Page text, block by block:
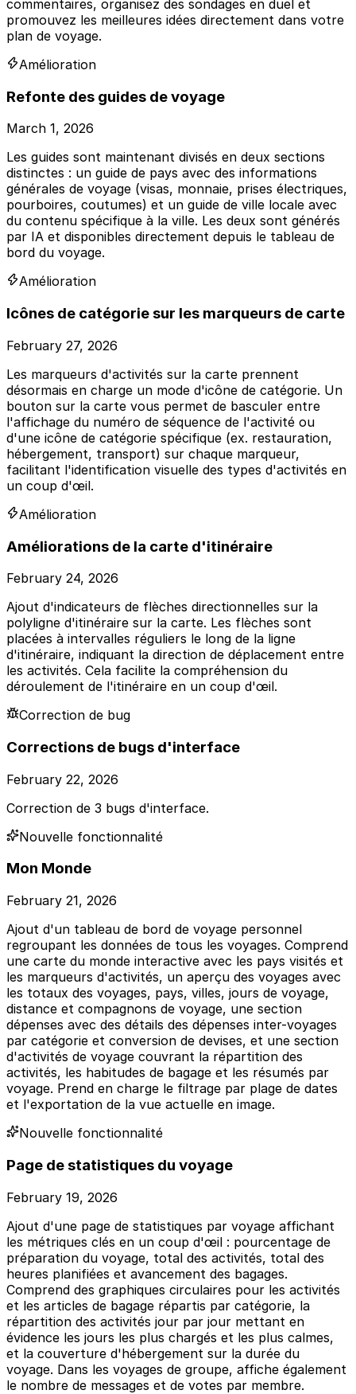
commentaires, organisez des sondages en duel et
promouvez les meilleures idées directement dans votre
plan de voyage.
Amélioration
Refonte des guides de voyage
March 1, 2026
Les guides sont maintenant divisés en deux sections
distinctes : un guide de pays avec des informations
générales de voyage (visas, monnaie, prises électriques,
pourboires, coutumes) et un guide de ville locale avec
du contenu spécifique à la ville. Les deux sont générés
par IA et disponibles directement depuis le tableau de
bord du voyage.
Amélioration
Icônes de catégorie sur les marqueurs de carte
February 27, 2026
Les marqueurs d'activités sur la carte prennent
désormais en charge un mode d'icône de catégorie. Un
bouton sur la carte vous permet de basculer entre
l'affichage du numéro de séquence de l'activité ou
d'une icône de catégorie spécifique (ex. restauration,
hébergement, transport) sur chaque marqueur,
facilitant l'identification visuelle des types d'activités en
un coup d'œil.
Amélioration
Améliorations de la carte d'itinéraire
February 24, 2026
Ajout d'indicateurs de flèches directionnelles sur la
polyligne d'itinéraire sur la carte. Les flèches sont
placées à intervalles réguliers le long de la ligne
d'itinéraire, indiquant la direction de déplacement entre
les activités. Cela facilite la compréhension du
déroulement de l'itinéraire en un coup d'œil.
Correction de bug
Corrections de bugs d'interface
February 22, 2026
Correction de 3 bugs d'interface.
Nouvelle fonctionnalité
Mon Monde
February 21, 2026
Ajout d'un tableau de bord de voyage personnel
regroupant les données de tous les voyages. Comprend
une carte du monde interactive avec les pays visités et
les marqueurs d'activités, un aperçu des voyages avec
les totaux des voyages, pays, villes, jours de voyage,
distance et compagnons de voyage, une section
dépenses avec des détails des dépenses inter-voyages
par catégorie et conversion de devises, et une section
d'activités de voyage couvrant la répartition des
activités, les habitudes de bagage et les résumés par
voyage. Prend en charge le filtrage par plage de dates
et l'exportation de la vue actuelle en image.
Nouvelle fonctionnalité
Page de statistiques du voyage
February 19, 2026
Ajout d'une page de statistiques par voyage affichant
les métriques clés en un coup d'œil : pourcentage de
préparation du voyage, total des activités, total des
heures planifiées et avancement des bagages.
Comprend des graphiques circulaires pour les activités
et les articles de bagage répartis par catégorie, la
répartition des activités jour par jour mettant en
évidence les jours les plus chargés et les plus calmes,
et la couverture d'hébergement sur la durée du
voyage. Dans les voyages de groupe, affiche également
le nombre de messages et de votes par membre.